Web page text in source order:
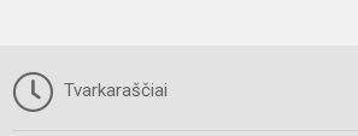
Tvarkaraščiai